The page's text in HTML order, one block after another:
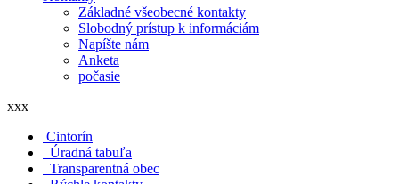
Základné všeobecné kontakty
Slobodný prístup k informáciám
Napíšte nám
Anketa
počasie
xxx
Cintorín
Úradná tabuľa
Transparentná obec